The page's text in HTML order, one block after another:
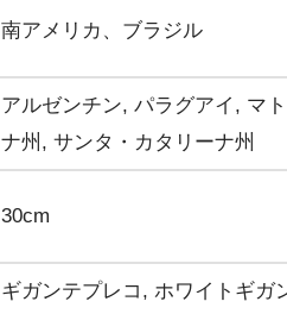
南アメリカ、ブラジル
アルゼンチン, パラグアイ, マ
ナ州, サンタ・カタリーナ州
30cm
ギガンテプレコ, ホワイトギガ